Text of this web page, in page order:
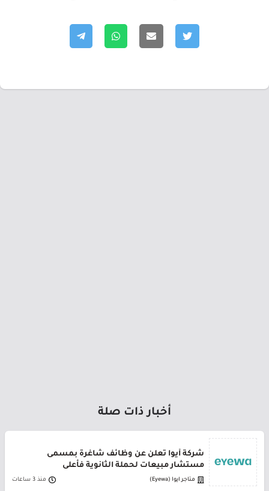
أخبار ذات صلة
شركة أيوا تعلن عن وظائف شاغرة بمسمى
مستشار مبيعات لحملة الثانوية فأعلى
متاجر ايوا (Eyewa) منذ 3 ساعات